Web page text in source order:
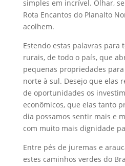
simples em incrível. Olhar,
Rota Encantos do Planalto
acolhem.
Estendo estas palavras para
rurais, de todo o país, que
pequenas propriedades
norte à sul. Desejo que elas
de oportunidades os
econômicos, que elas tanto
dia possamos sentir mais e
com muito mais dignidade
Entre pés de juremas e
estes caminhos verdes do